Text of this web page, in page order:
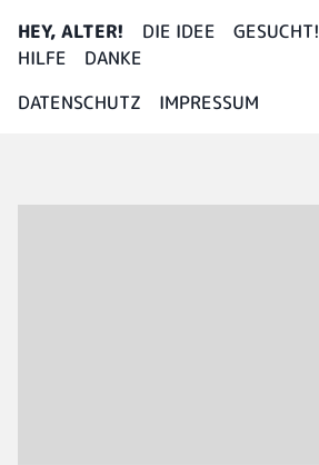
HEY, ALTER! DIE IDEE GESUCHT!
HILFE
DANKE
DATENSCHUTZ
IMPRESSUM